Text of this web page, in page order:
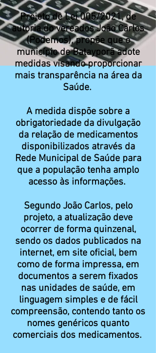
Projeto de Lei 005/2021, de
autoria do vereados João Carlos
(Podemos), propõe que o
município de Batayporã adote
medidas visando proporcionar
mais transparência na área da
Saúde.
A medida dispõe sobre a
obrigatoriedade da divulgação
da relação de medicamentos
disponibilizados através da
Rede Municipal de Saúde para
que a população tenha amplo
acesso às informações.
Segundo João Carlos, pelo
projeto, a atualização deve
ocorrer de forma quinzenal,
sendo os dados publicados na
internet, em site oficial, bem
como de forma impressa, em
documentos a serem fixados
nas unidades de saúde, em
linguagem simples e de fácil
compreensão, contendo tanto os
nomes genéricos quanto
comerciais dos medicamentos.